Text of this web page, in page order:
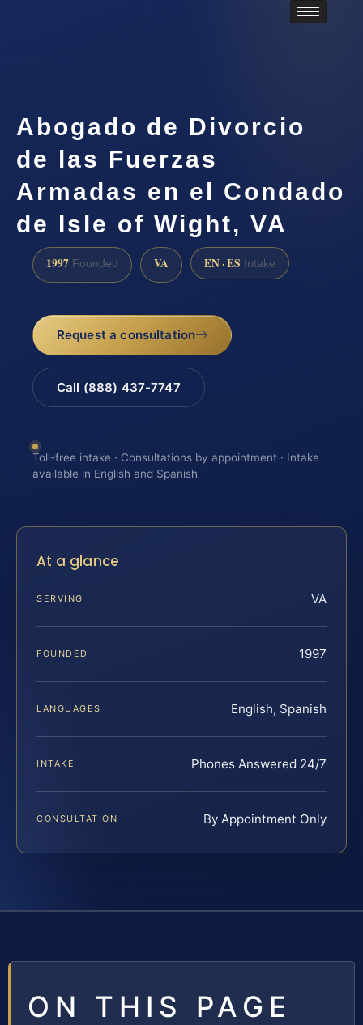
Abogado de Divorcio
de las Fuerzas
Armadas en el Condado
de Isle of Wight, VA
1997 Founded VA EN · ES Intake
Request a consultation
Call (888) 437-7747
Toll-free intake · Consultations by appointment · Intake
available in English and Spanish
At a glance
SERVING VA
FOUNDED 1997
LANGUAGES English, Spanish
INTAKE Phones Answered 24/7
CONSULTATION By Appointment Only
ON THIS PAGE